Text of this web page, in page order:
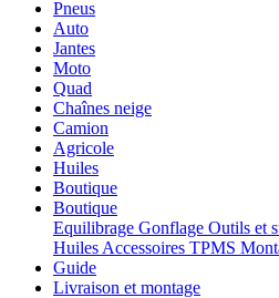
Pneus
Auto
Jantes
Moto
Quad
Chaînes neige
Camion
Agricole
Huiles
Boutique
Boutique
Equilibrage Gonflage Outils et
Huiles Accessoires TPMS
Guide
Livraison et montage